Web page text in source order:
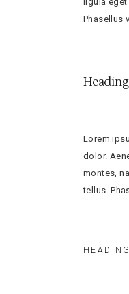
Phasellus
Lorem
dolor.
montes,
tellus.